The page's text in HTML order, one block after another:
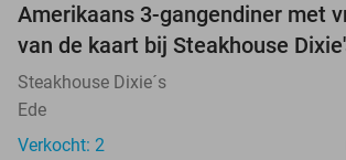
TODAY
Amerikaans 3-gangendiner met
van de kaart bij Steakhouse
Steakhouse Dixie´s
Ede
Verkocht: 2